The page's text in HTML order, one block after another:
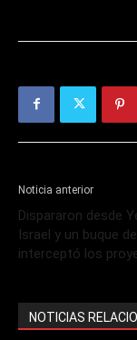
Noticia anterior
Dispararon desde
Israel y un buque
interceptó los
NOTICIAS